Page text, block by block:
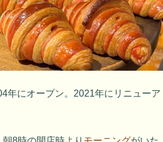
年にオープン。2021年にリニューア